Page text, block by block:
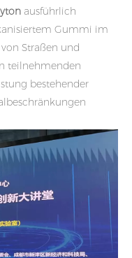
ausführlich
Gummi im
Straßen und
teilnehmenden
bestehender